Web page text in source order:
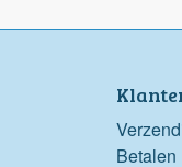
Betalen